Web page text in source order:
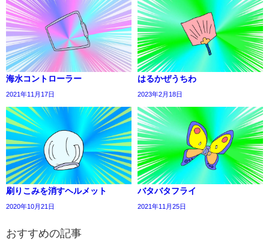
海水コントローラー
2021年11月17日
はるかぜうちわ
2023年2月18日
刷りこみを消すヘルメット
2020年10月21日
バタバタフライ
2021年11月25日
おすすめの記事